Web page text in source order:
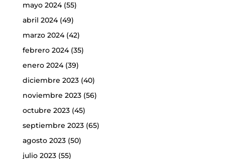
mayo 2024(55)
abril 2024(49)
marzo 2024(42)
febrero 2024(35)
enero 2024(39)
diciembre 2023(40)
noviembre 2023(56)
octubre 2023(45)
septiembre 2023(65)
agosto 2023(50)
julio 2023(55)